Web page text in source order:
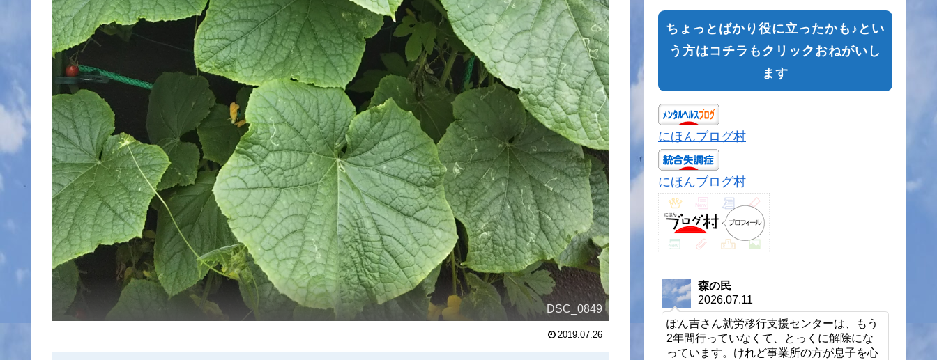
DSC_0849
2019.07.26
ちょっとばかり役に立ったかも♪とい
う方はコチラもクリックおねがいし
ます
にほんブログ村
にほんブログ村
森の民
2026.07.11
ぽん吉さん就労移行支援センターは、もう
2年間行っていなくて、とっくに解除にな
っています。けれど事業所の方が息子を心